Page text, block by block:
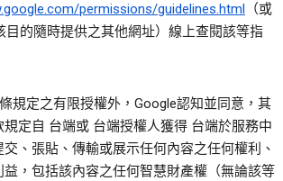
permissions/guidelines.html （或
目的隨時提供之其他網址）線上查閱該等指
規定之有限授權外，Google認知並同意，其
規定自 台端或 台端授權人獲得 台端於服務中
交、張貼、傳輸或展示任何內容之任何權利、
益，包括該內容之任何智慧財產權（無論該等